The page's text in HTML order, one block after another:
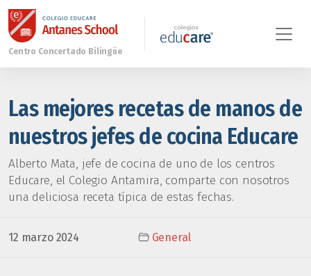
Las mejores recetas de manos de
nuestros jefes de cocina Educare
Alberto Mata, jefe de cocina de uno de los centros
Educare, el Colegio Antamira, comparte con nosotros
una deliciosa receta típica de estas fechas.
12 marzo 2024 General